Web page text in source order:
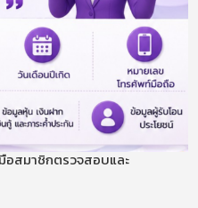
อสมาชิกตรวจสอบและ